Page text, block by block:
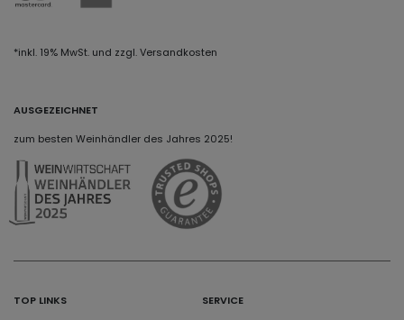
*inkl. 19% MwSt. und zzgl. Versandkosten
AUSGEZEICHNET
zum besten Weinhändler des Jahres 2025!
TOP LINKS SERVICE